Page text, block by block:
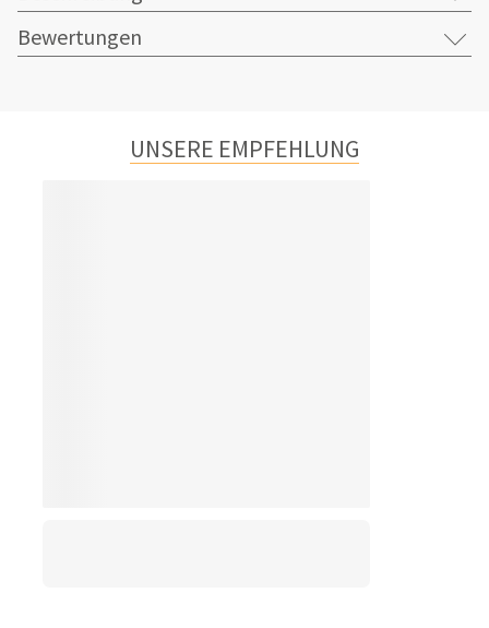
Bewertungen
UNSERE EMPFEHLUNG